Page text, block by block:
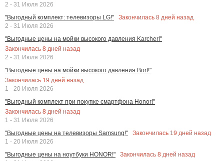
2 - 31 Июля 2026
"Выгодный комплект: телевизоры LG!"
Закончилась 8 дней назад
2 - 31 Июля 2026
"Выгодные цены на мойки высокого давления Karcher!"
Закончилась 8 дней назад
2 - 31 Июля 2026
"Выгодные цены на мойки высокого давления Bort!"
Закончилась 19 дней назад
1 - 20 Июля 2026
"Выгодный комплект при покупке смартфона Honor!"
Закончилась 8 дней назад
1 - 31 Июля 2026
"Выгодные цены на телевизоры Samsung!"
Закончилась 19 дней назад
1 - 20 Июля 2026
"Выгодные цены на ноутбуки HONOR!"
Закончилась 8 дней назад